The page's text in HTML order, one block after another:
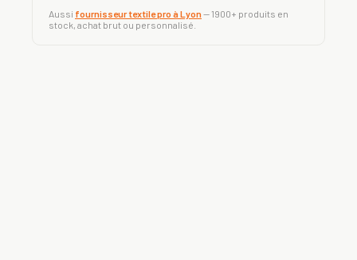
Aussi fournisseur textile pro à Lyon— 1900+ produits en
stock, achat brut ou personnalisé.